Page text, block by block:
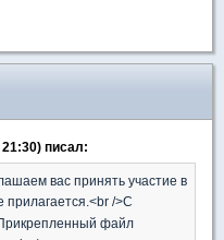
писал:
вас принять участие в
прилагается.<br />С